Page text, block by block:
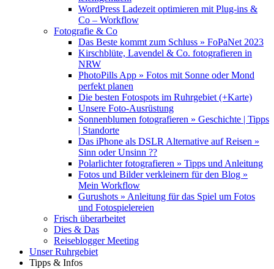
WordPress Ladezeit optimieren mit Plug-ins &
Co – Workflow
Fotografie & Co
Das Beste kommt zum Schluss » FoPaNet 2023
Kirschblüte, Lavendel & Co. fotografieren in
NRW
PhotoPills App » Fotos mit Sonne oder Mond
perfekt planen
Die besten Fotospots im Ruhrgebiet (+Karte)
Unsere Foto-Ausrüstung
Sonnenblumen fotografieren » Geschichte | Tipps
| Standorte
Das iPhone als DSLR Alternative auf Reisen »
Sinn oder Unsinn ??
Polarlichter fotografieren » Tipps und Anleitung
Fotos und Bilder verkleinern für den Blog »
Mein Workflow
Gurushots » Anleitung für das Spiel um Fotos
und Fotospielereien
Frisch überarbeitet
Dies & Das
Reiseblogger Meeting
Unser Ruhrgebiet
Tipps & Infos